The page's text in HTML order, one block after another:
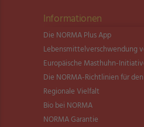
Informationen
Die NORMA Plus App
Lebensmittel­verschwendung
Europäische Masthuhn-
Die NORMA-Richtlinien für
Regionale Vielfalt
Bio bei NORMA
NORMA Garantie